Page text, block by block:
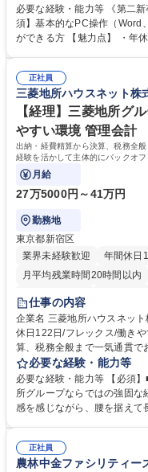
営事務局業務などにも幅広く携わって
入力業務】 ・医師（会員）
・年会費の徴収管理や入金デ
年休120日/デスクワーク中心
必要な経験・能力等 《第二
須】基本的なPC操作（Word
ができる方 【魅力点】 ・年休120日以上に加え、9時～17時の「実働7時
整、資料作成、当日の運営サポート 学歴・資格 学歴：大学
力： 資格：
正社員
三菱地所ハウスネット株
【経理】三菱地所グ
やすい環境 管理会計
出納・経費精算から決算、税務全
経験を活かして主体的にバックオフ
月給
27万5000円～41万円
勤務地
東京都新宿区
業界未経験歓迎
年間休日
月平均残業時間20時間以内
完全週休2日制
仕事の内容
企業名 三菱地所ハウスネット株式会社 求人名 【経理】
休日122日/フレックス/働きやすい環境 仕事の内容 出
算、税務全般まで一気通貫で
活かして主体的にバックオフィスを
をお任せします。 ■出納業務
計・税務（月次実績資料作成、
【経理】三菱地所グループ/
必要な経験・能力等
必要な経験・能力等 【必須
所グループならではの強固
感を感じながら、腰を据えて
暇の取得はもちろん、日々の
う、職場環境が整備されてい
正社員
農林中金ファシリティー